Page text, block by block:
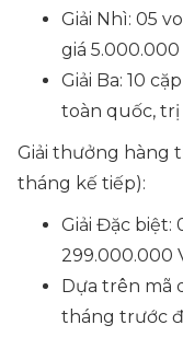
Giải Nhì: 05
giá 5.000.000
Giải Ba: 10
toàn quốc, trị
Giải thưởng hàng
tháng kế tiếp):
Giải Đặc biệt:
299.000.000
Dựa trên mã
tháng trước